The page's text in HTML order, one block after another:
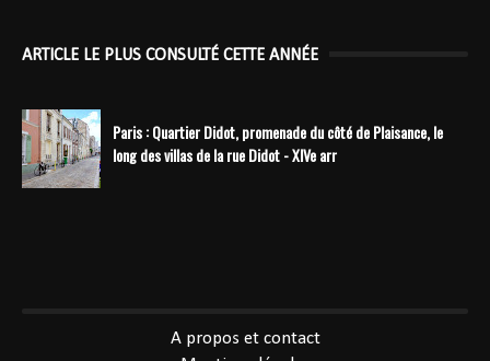
ARTICLE LE PLUS CONSULTÉ CETTE ANNÉE
Paris : Quartier Didot, promenade du côté de Plaisance, le
long des villas de la rue Didot - XIVe arr
A propos et contact